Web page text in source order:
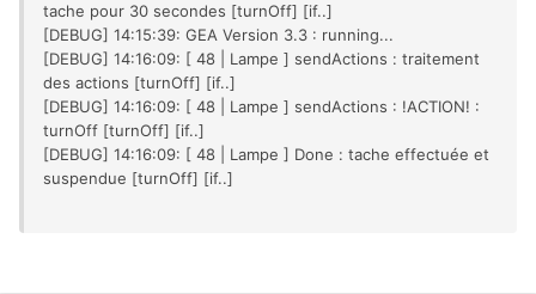
tache pour 30 secondes [turnOff] [if..]
[DEBUG] 14:15:39: GEA Version 3.3 : running...
[DEBUG] 14:16:09: [ 48 | Lampe ] sendActions : traitement
des actions [turnOff] [if..]
[DEBUG] 14:16:09: [ 48 | Lampe ] sendActions : !ACTION! :
turnOff [turnOff] [if..]
[DEBUG] 14:16:09: [ 48 | Lampe ] Done : tache effectuée et
suspendue [turnOff] [if..]